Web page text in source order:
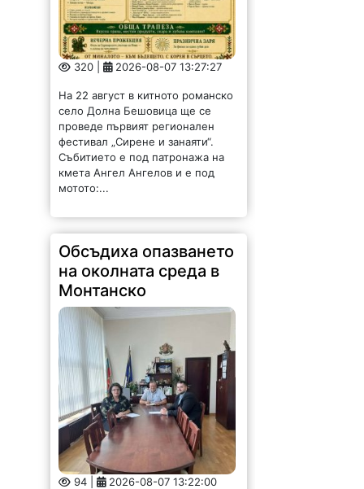
320 | 2026-08-07 13:27:27
На 22 август в китното романско
село Долна Бешовица ще се
проведе първият регионален
фестивал „Сирене и занаяти“.
Събитието е под патронажа на
кмета Ангел Ангелов и е под
мотото:...
Обсъдиха опазването
на околната среда в
Монтанско
94 | 2026-08-07 13:22:00